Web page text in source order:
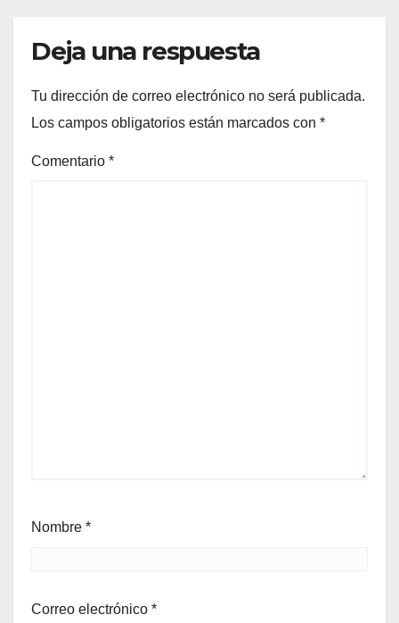
Deja una respuesta
Tu dirección de correo electrónico no será publicada.
Los campos obligatorios están marcados con *
Comentario *
Nombre *
Correo electrónico *